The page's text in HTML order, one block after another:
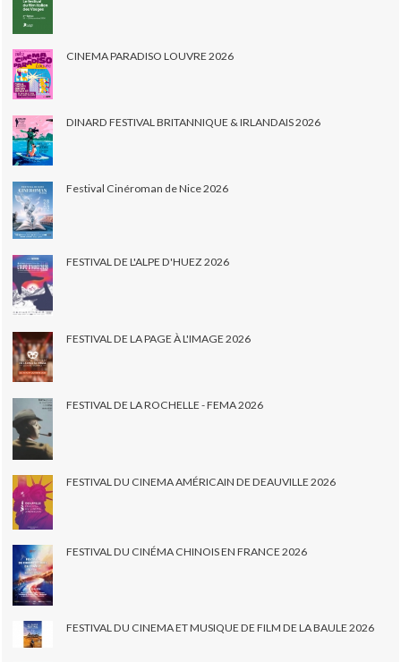
CINEMA PARADISO LOUVRE 2026
DINARD FESTIVAL BRITANNIQUE & IRLANDAIS 2026
Festival Cinéroman de Nice 2026
FESTIVAL DE L'ALPE D'HUEZ 2026
FESTIVAL DE LA PAGE À L'IMAGE 2026
FESTIVAL DE LA ROCHELLE - FEMA 2026
FESTIVAL DU CINEMA AMÉRICAIN DE DEAUVILLE 2026
FESTIVAL DU CINÉMA CHINOIS EN FRANCE 2026
FESTIVAL DU CINEMA ET MUSIQUE DE FILM DE LA BAULE 2026